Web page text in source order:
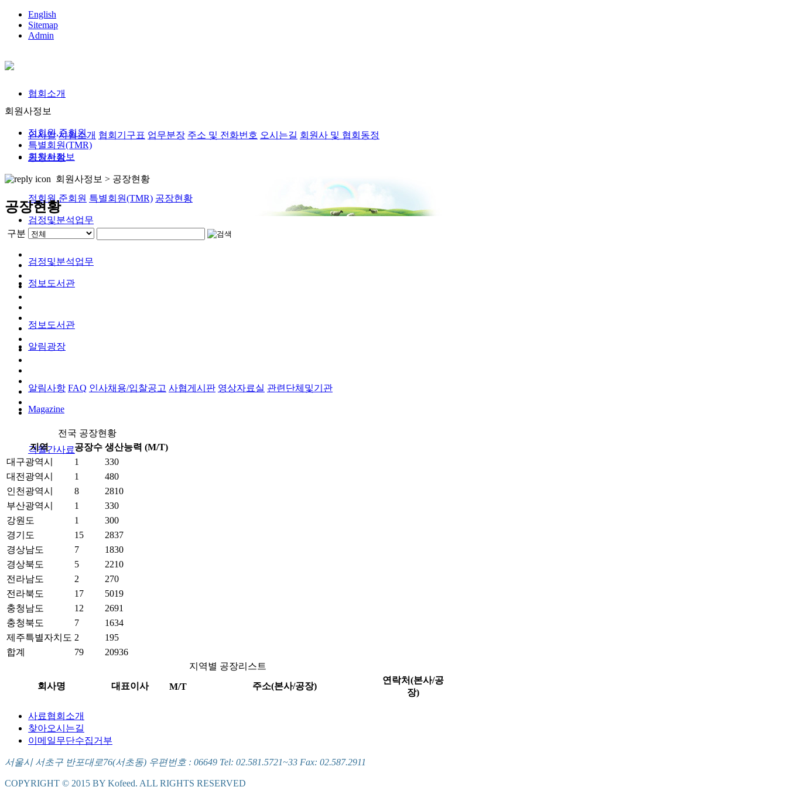
English
Sitemap
Admin
협회소개
인사말 사협소개 협회기구표 업무분장 주소 및 전화번호 오시는길 회원사 및 협회동정
회원사정보
정회원,준회원 특별회원(TMR) 공장현황
검정및분석업무
검정및분석업무
정보도서관
정보도서관
알림광장
알림사항 FAQ 인사채용/입찰공고 사협게시판 영상자료실 관련단체및기관
Magazine
격월간사료
회원사정보
정회원,준회원
특별회원(TMR)
공장현황
회원사정보 > 공장현황
공장현황
구분
전국 공장현황
지역
공장수 생산능력 (M/T)
대구광역시
1
330
대전광역시
1
480
인천광역시
8
2810
부산광역시
1
330
강원도
1
300
경기도
15
2837
경상남도
7
1830
경상북도
5
2210
전라남도
2
270
전라북도
17
5019
충청남도
12
2691
충청북도
7
1634
제주특별자치도 2
195
합계
79
20936
지역별 공장리스트
회사명
대표이사 M/T 주소(본사/공장)
연락처(본사/공
장)
사료협회소개
찾아오시는길
이메일무단수집거부
서울시 서초구 반포대로76(서초동) 우편번호 : 06649 Tel: 02.581.5721~33 Fax: 02.587.2911
COPYRIGHT © 2015 BY Kofeed. ALL RIGHTS RESERVED